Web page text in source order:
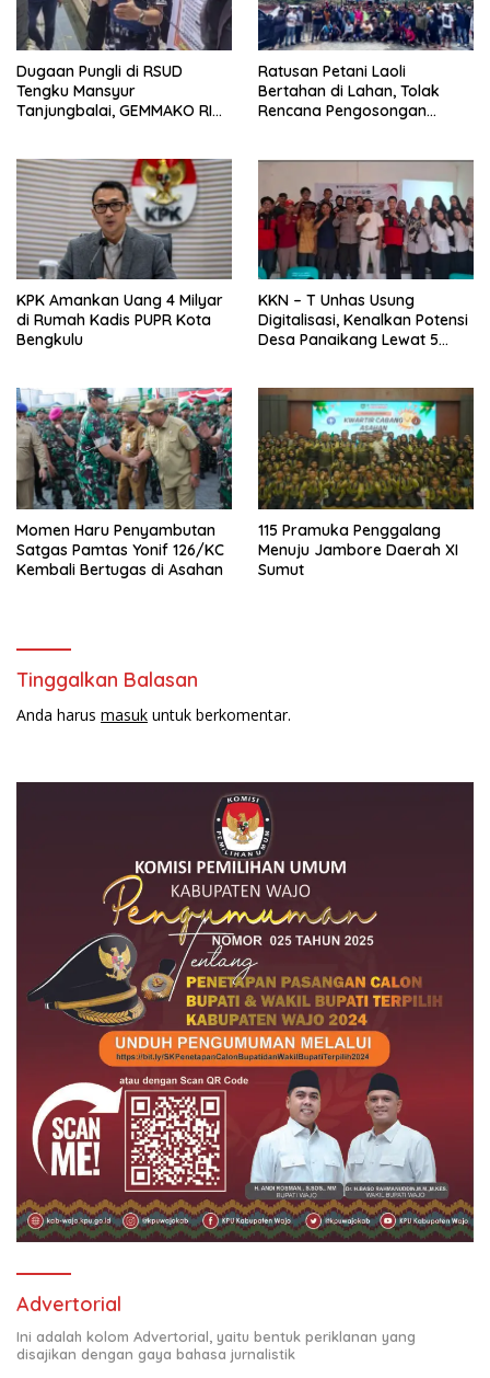
Dugaan Pungli di RSUD
Tengku Mansyur
Tanjungbalai, GEMMAKO RI
Ratusan Petani Laoli
Bertahan di Lahan, Tolak
Rencana Pengosongan
KPK Amankan Uang 4 Milyar
di Rumah Kadis PUPR Kota
Bengkulu
KKN – T Unhas Usung
Digitalisasi, Kenalkan Potensi
Desa Panaikang Lewat 5
Momen Haru Penyambutan
Satgas Pamtas Yonif 126/KC
Kembali Bertugas di Asahan
115 Pramuka Penggalang
Menuju Jambore Daerah XI
Sumut
Tinggalkan Balasan
Anda harus masuk untuk berkomentar.
Advertorial
Ini adalah kolom Advertorial, yaitu bentuk periklanan yang
disajikan dengan gaya bahasa jurnalistik